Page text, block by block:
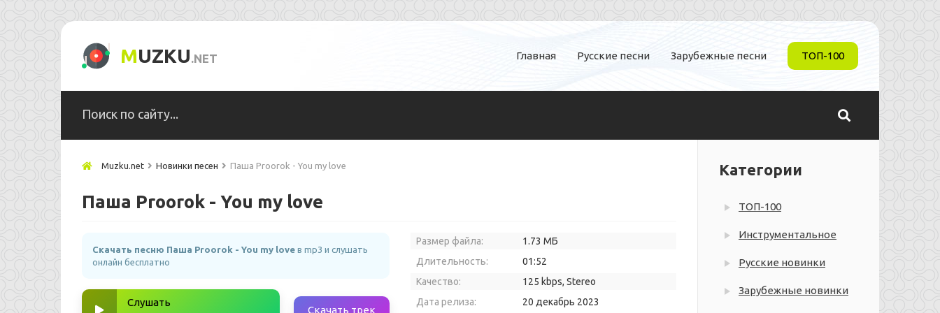
MUZKU.NET Главная Русские песни Зарубежные песни ТОП-100
Muzku.net Новинки песен Паша Proorok - You my love
Паша Proorok - You my love
Скачать песню Паша Proorok - You my love в mp3 и слушать
онлайн бесплатно
Слушать
Скачать трек
Размер файла:
1.73 МБ
Длительность:
01:52
Качество:
125 kbps, Stereo
Дата релиза:
20 декабрь 2023
Категории
ТОП-100
Инструментальное
Русские новинки
Зарубежные новинки